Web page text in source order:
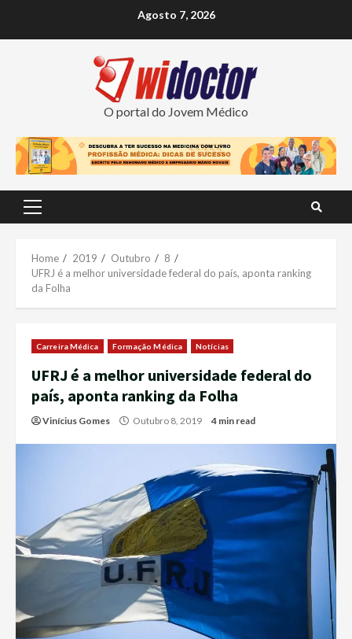
Agosto 7, 2026
O portal do Jovem Médico
Primary
Home 2019 Outubro
8
UFRJ é a melhor universidade federal do país, aponta ranking
da Folha
Carreira Médica Formação Médica Notícias
UFRJ é a melhor universidade federal do
país, aponta ranking da Folha
Vinícius Gomes Outubro 8, 2019 4 min read